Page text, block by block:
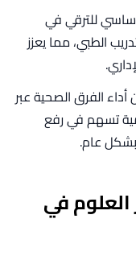
للترقي في
الطبي، مما يعزز
الفرق الصحية عبر
تسهم في رفع
عام.
العلوم في